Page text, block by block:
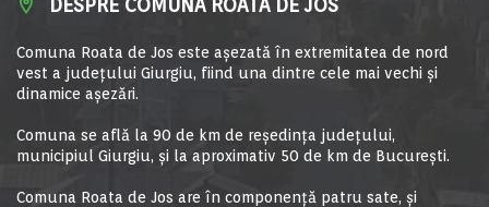
DESPRE COMUNA ROATA DE JOS
Comuna Roata de Jos este aşezată în extremitatea de nord
vest a judeţului Giurgiu, fiind una dintre cele mai vechi şi
dinamice aşezări.
Comuna se află la 90 de km de reşedinţa judeţului,
municipiul Giurgiu, şi la aproximativ 50 de km de Bucureşti.
Comuna Roata de Jos are în componență patru sate, și